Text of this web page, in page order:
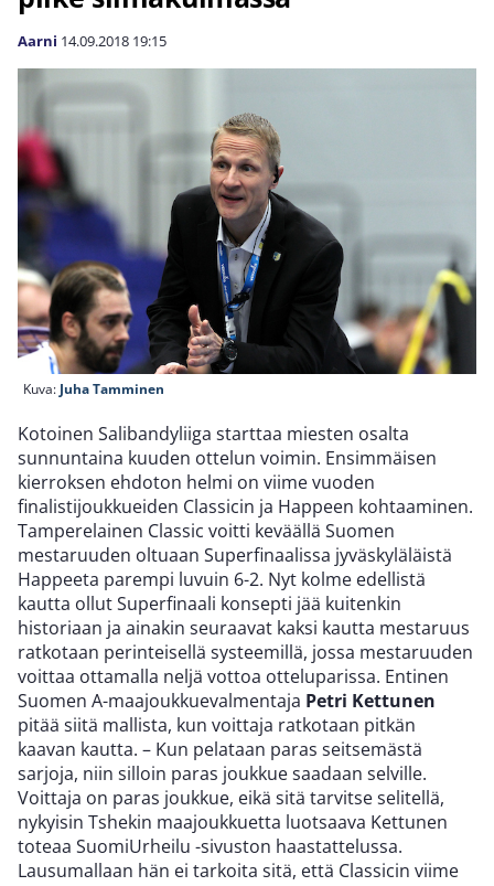
Aarni 14.09.2018 19:15
Kuva: Juha Tamminen
Kotoinen Salibandyliiga starttaa miesten osalta
sunnuntaina kuuden ottelun voimin. Ensimmäisen
kierroksen ehdoton helmi on viime vuoden
finalistijoukkueiden Classicin ja Happeen kohtaaminen.
Tamperelainen Classic voitti keväällä Suomen
mestaruuden oltuaan Superfinaalissa jyväskyläläistä
Happeeta parempi luvuin 6-2. Nyt kolme edellistä
kautta ollut Superfinaali konsepti jää kuitenkin
historiaan ja ainakin seuraavat kaksi kautta mestaruus
ratkotaan perinteisellä systeemillä, jossa mestaruuden
voittaa ottamalla neljä vottoa otteluparissa. Entinen
Suomen A-maajoukkuevalmentaja Petri Kettunen
pitää siitä mallista, kun voittaja ratkotaan pitkän
kaavan kautta. – Kun pelataan paras seitsemästä
sarjoja, niin silloin paras joukkue saadaan selville.
Voittaja on paras joukkue, eikä sitä tarvitse selitellä,
nykyisin Tshekin maajoukkuetta luotsaava Kettunen
toteaa SuomiUrheilu -sivuston haastattelussa.
Lausumallaan hän ei tarkoita sitä, että Classicin viime